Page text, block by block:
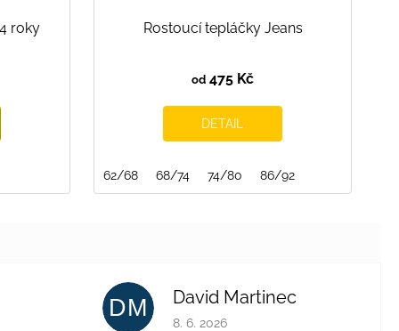
roky
Rostoucí tepláčky Jeans
od 475 Kč
DETAIL
62/68 68/74 74/80 86/92
4 z 5 hvězdiček. DM David Martinec
Hodnocení obchodu je 5 z 5 hvězdiček.
8. 6. 2026